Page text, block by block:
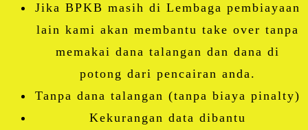
Jika BPKB masih di Lembaga pembiayaan
lain kami akan membantu take over tanpa
memakai dana talangan dan dana di
potong dari pencairan anda.
Tanpa dana talangan (tanpa biaya pinalty)
Kekurangan data dibantu